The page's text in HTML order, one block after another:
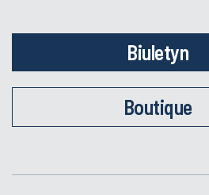
Biuletyn
Boutique